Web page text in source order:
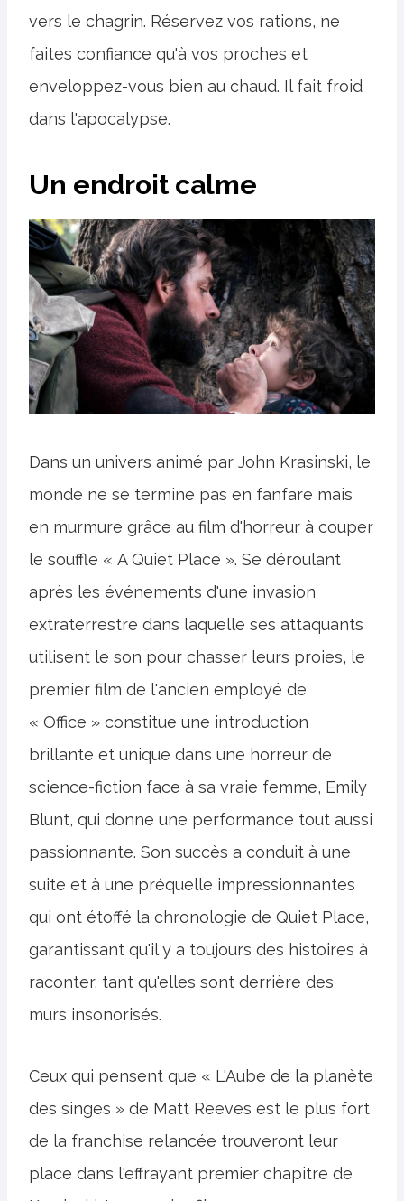
vers le chagrin. Réservez vos rations, ne
faites confiance qu'à vos proches et
enveloppez-vous bien au chaud. Il fait froid
dans l'apocalypse.
Un endroit calme
Dans un univers animé par John Krasinski, le
monde ne se termine pas en fanfare mais
en murmure grâce au film d'horreur à couper
le souffle « A Quiet Place ». Se déroulant
après les événements d'une invasion
extraterrestre dans laquelle ses attaquants
utilisent le son pour chasser leurs proies, le
premier film de l'ancien employé de
« Office » constitue une introduction
brillante et unique dans une horreur de
science-fiction face à sa vraie femme, Emily
Blunt, qui donne une performance tout aussi
passionnante. Son succès a conduit à une
suite et à une préquelle impressionnantes
qui ont étoffé la chronologie de Quiet Place,
garantissant qu'il y a toujours des histoires à
raconter, tant qu'elles sont derrière des
murs insonorisés.
Ceux qui pensent que « L'Aube de la planète
des singes » de Matt Reeves est le plus fort
de la franchise relancée trouveront leur
place dans l'effrayant premier chapitre de